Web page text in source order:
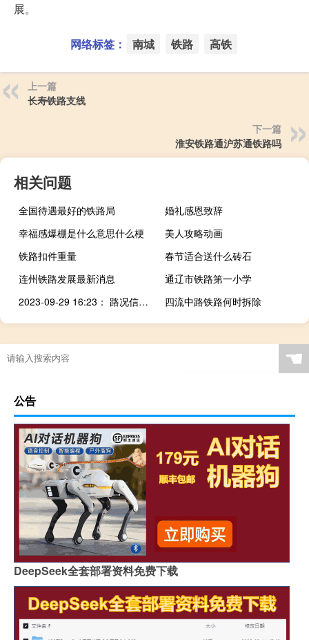
展。
网络标签： 南城 铁路 高铁
上一篇
长寿铁路支线
下一篇
淮安铁路通沪苏通铁路吗
相关问题
全国待遇最好的铁路局
婚礼感恩致辞
幸福感爆棚是什么意思什么梗
美人攻略动画
铁路扣件重量
春节适合送什么砖石
连州铁路发展最新消息
通辽市铁路第一小学
2023-09-29 16:23： 路况信息：2023年9月29日15时24分，武深高速炎汝段船形收费站附近以南K528处南往北因车流量大造成交通通行缓慢，至16时20分已恢复正常通行。 ​​​
四流中路铁路何时拆除
☚
公告
DeepSeek全套部署资料免费下载